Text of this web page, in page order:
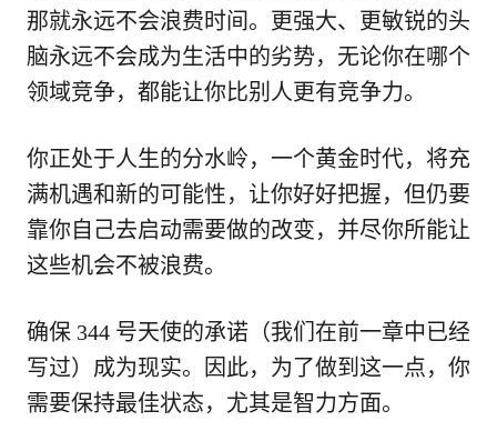
那就永远不会浪费时间。更强大、更敏锐的头
脑永远不会成为生活中的劣势，无论你在哪个
领域竞争，都能让你比别人更有竞争力。
你正处于人生的分水岭，一个黄金时代，将充
满机遇和新的可能性，让你好好把握，但仍要
靠你自己去启动需要做的改变，并尽你所能让
这些机会不被浪费。
确保 344 号天使的承诺（我们在前一章中已经
写过）成为现实。因此，为了做到这一点，你
需要保持最佳状态，尤其是智力方面。